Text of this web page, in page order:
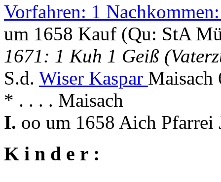
Vorfahren: 1
um 1658 Kauf (Qu: StA
1671: 1 Kuh 1 Geiß
S.d. Wiser Kaspar Maisach
* . . . . Maisach
I. oo um 1658 Aich Pfarrei
K i n d e r :